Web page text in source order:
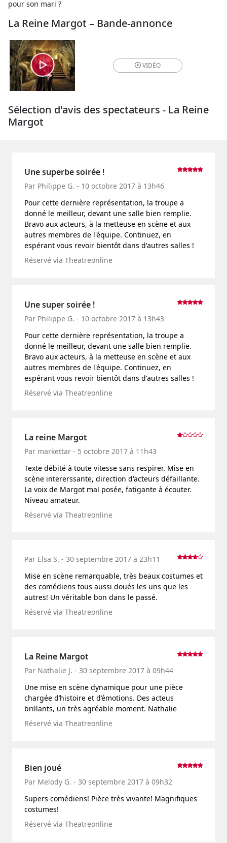
pour son mari ?
La Reine Margot – Bande-annonce
VIDÉO
Sélection d'avis des spectateurs - La Reine
Margot
Une superbe soirée !
Par Philippe G. - 10 octobre 2017 à 13h46
Pour cette dernière représentation, la troupe a
donné le meilleur, devant une salle bien remplie.
Bravo aux acteurs, à la metteuse en scène et aux
autres membres de l'équipe. Continuez, en
espérant vous revoir bientôt dans d'autres salles !
Réservé via Theatreonline
Une super soirée !
Par Philippe G. - 10 octobre 2017 à 13h43
Pour cette dernière représentation, la troupe a
donné le meilleur, devant une salle bien remplie.
Bravo aux acteurs, à la metteuse en scène et aux
autres membres de l'équipe. Continuez, en
espérant vous revoir bientôt dans d'autres salles !
Réservé via Theatreonline
La reine Margot
Par markettar - 5 octobre 2017 à 11h43
Texte débité à toute vitesse sans respirer. Mise en
scène intererssante, direction d'acteurs défaillante.
La voix de Margot mal posée, fatigante à écouter.
Niveau amateur.
Réservé via Theatreonline
Par Elsa S. - 30 septembre 2017 à 23h11
Mise en scène remarquable, très beaux costumes et
des comédiens tous aussi doués les uns que les
autres! Un véritable bon dans le passé.
Réservé via Theatreonline
La Reine Margot
Par Nathalie J. - 30 septembre 2017 à 09h44
Une mise en scène dynamique pour une pièce
chargée d’histoire et d’émotions. Des acteus
brillants, un très agréable moment. Nathalie
Réservé via Theatreonline
Bien joué
Par Melody G. - 30 septembre 2017 à 09h32
Supers comédiens! Pièce très vivante! Magnifiques
costumes!
Réservé via Theatreonline